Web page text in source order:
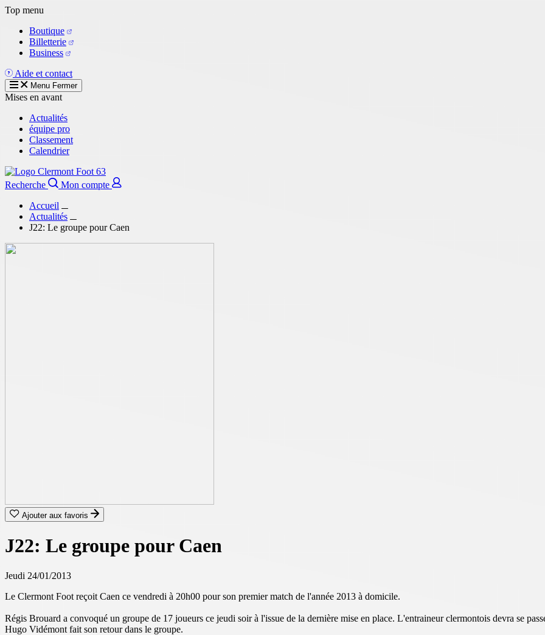
Aller
contenu
principal
Top menu
Boutique
Billetterie
Business
Aide et contact
Menu Fermer
Mises en avant
Actualités
équipe pro
Classement
Calendrier
Recherche
Mon compte
Accueil
Actualités
J22: Le groupe pour Caen
Ajouter aux favoris
J22: Le groupe pour Caen
Jeudi 24/01/2013
Le Clermont Foot reçoit Caen ce vendredi à 20h00 pour son premier match de l'année 2013 à domicile.
Régis Brouard a convoqué un groupe de 17 joueurs ce jeudi soir à l'issue de la dernière mise en place. L'entraineur clermontois devra se
Hugo Vidémont fait son retour dans le groupe.